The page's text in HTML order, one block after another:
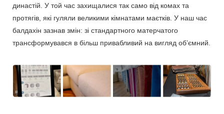
династій. У той час захищалися так само від комах та
протягів, які гуляли великими кімнатами маєтків. У наш час
балдахін зазнав змін: зі стандартного матерчатого
трансформувався в більш привабливий на вигляд об’ємний.